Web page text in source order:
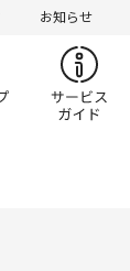
お知らせ
キャンペーン
ショップ一覧